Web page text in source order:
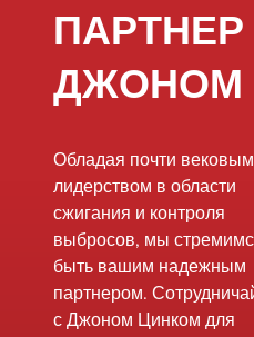
ПАРТНЕР
ДЖОНОМ
Обладая почти вековым
лидерством в области
сжигания и контроля
выбросов, мы
быть вашим надежным
партнером.
с Джоном Цинком для